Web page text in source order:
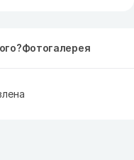
Фотогалерея